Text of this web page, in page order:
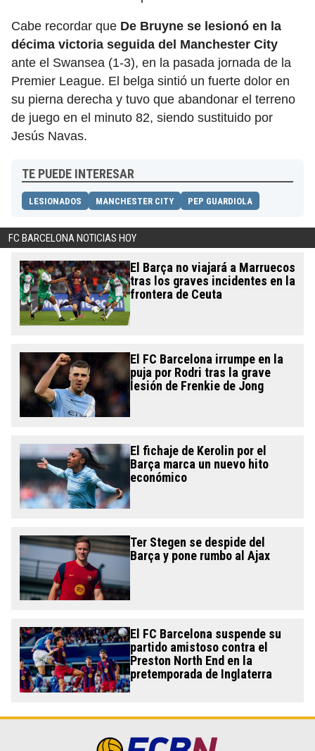
Cabe recordar que De Bruyne se lesionó en la
décima victoria seguida del Manchester City
ante el Swansea (1-3), en la pasada jornada de la
Premier League. El belga sintió un fuerte dolor en
su pierna derecha y tuvo que abandonar el terreno
de juego en el minuto 82, siendo sustituido por
Jesús Navas.
TE PUEDE INTERESAR
LESIONADOS MANCHESTER CITY PEP GUARDIOLA
FC BARCELONA NOTICIAS HOY
El Barça no viajará a Marruecos
tras los graves incidentes en la
frontera de Ceuta
El FC Barcelona irrumpe en la
puja por Rodri tras la grave
lesión de Frenkie de Jong
El fichaje de Kerolin por el
Barça marca un nuevo hito
económico
Ter Stegen se despide del
Barça y pone rumbo al Ajax
El FC Barcelona suspende su
partido amistoso contra el
Preston North End en la
pretemporada de Inglaterra